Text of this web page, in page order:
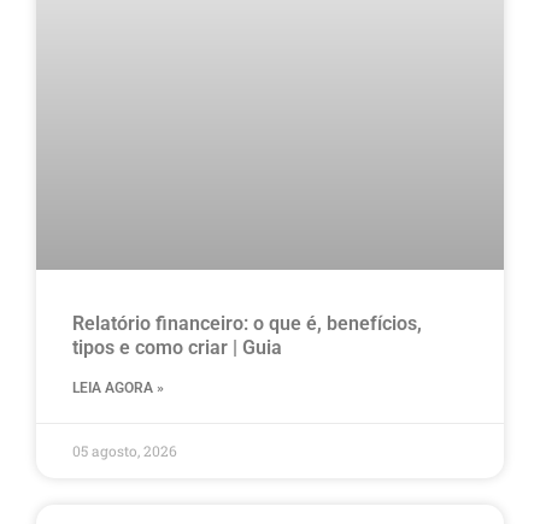
Relatório financeiro: o que é, benefícios,
tipos e como criar | Guia
LEIA AGORA »
05 agosto, 2026